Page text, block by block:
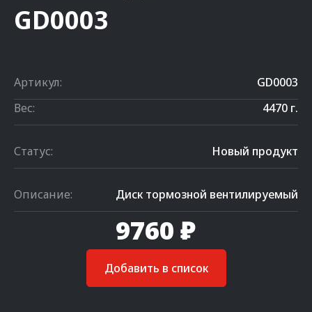
GD0003
Артикул:
GD0003
Вес:
4470 г.
Статус: Новый продукт
Описание: Диск тормозной вентилируемый
9760 ₽
Добавить в список